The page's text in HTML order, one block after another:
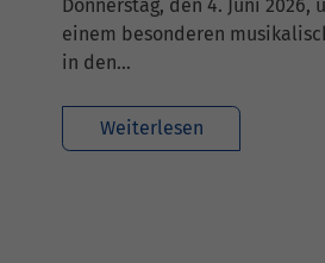
Donnerstag, den 4. Juni 2026,
einem besonderen
in den…
Weiterlesen